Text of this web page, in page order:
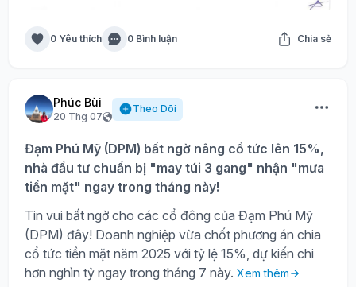
0 Yêu thích 0 Bình luận Chia sẻ
Phúc Bùi
20 Thg 07
Theo Dõi
Đạm Phú Mỹ (DPM) bất ngờ nâng cổ tức lên 15%,
nhà đầu tư chuẩn bị "may túi 3 gang" nhận "mưa
tiền mặt" ngay trong tháng này!
Tin vui bất ngờ cho các cổ đông của Đạm Phú Mỹ
(DPM) đây! Doanh nghiệp vừa chốt phương án chia
cổ tức tiền mặt năm 2025 với tỷ lệ 15%, dự kiến chi
hơn nghìn tỷ ngay trong tháng 7 này. Xem thêm